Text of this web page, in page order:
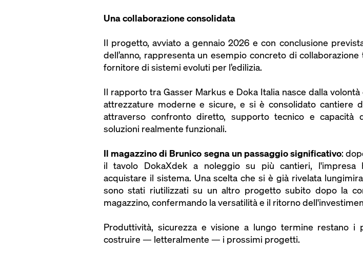
Una collaborazione consolidata
Il progetto, avviato a gennaio 2026 e con conclusione
dell’anno, rappresenta un esempio concreto di
fornitore di sistemi evoluti per l’edilizia.
Il rapporto tra Gasser Markus e Doka Italia nasce dalla
attrezzature moderne e sicure, e si è consolidato cantiere
attraverso confronto diretto, supporto tecnico e capacità
soluzioni realmente funzionali.
Il magazzino di Brunico segna un passaggio significativo:
il tavolo DokaXdek a noleggio su più cantieri, l'impresa
acquistare il sistema. Una scelta che si è già rivelata
sono stati riutilizzati su un altro progetto subito dopo la
magazzino, confermando la versatilità e il ritorno
Produttività, sicurezza e visione a lungo termine restano i
costruire — letteralmente — i prossimi progetti.